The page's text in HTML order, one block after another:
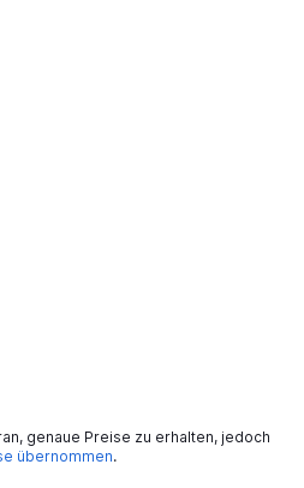
genaue Preise zu erhalten, jedoch
übernommen.